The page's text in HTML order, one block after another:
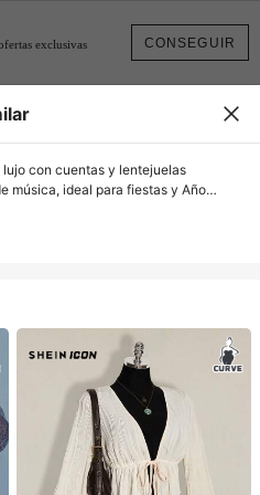
CONSEGUIR
exclusivas
lujo con cuentas y lentejuelas
música, ideal para fiestas y Año